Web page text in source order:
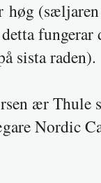
fungerar
sista raden).
ær Thule
Nordic